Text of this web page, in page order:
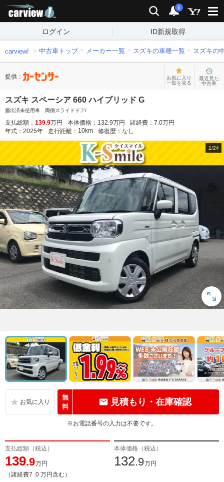
検索 通知
i
ログイン ID新規取得
carview! 中古車トップ メーカー一覧 スズキの車種一覧 スズキの
提供：
お気に入り
一覧を見る
最近見た
中古車
スズキ スペーシア 660 ハイブリッド G
届出済未使用車 両側スライドドア/
支払総額： 139.9万円 本体価格： 132.9万円 諸経費： 7.0万円
年式： 2025年 走行距離： 10km 修復歴： なし
1/24
無
料
見積もり・在庫確認
※お電話番号の入力は不要です。
支払総額（税込）
139.9万円
（諸経費7 .0 万円含む）
本体価格（税込）
132.9万円